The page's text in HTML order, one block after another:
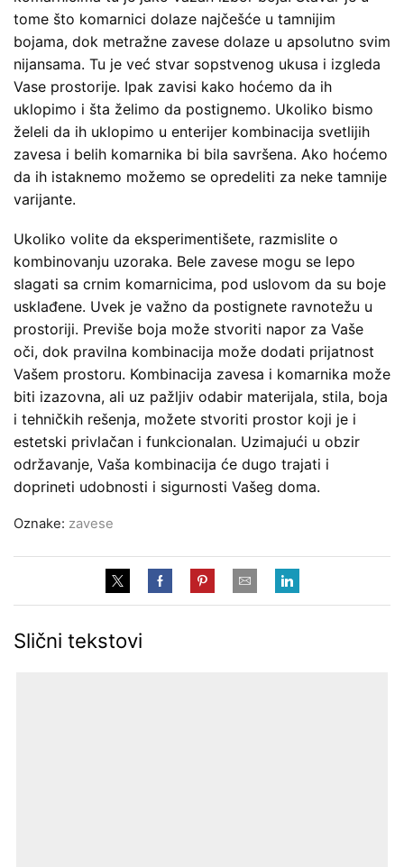
tome što komarnici dolaze najčešće u tamnijim
bojama, dok metražne zavese dolaze u apsolutno svim
nijansama. Tu je već stvar sopstvenog ukusa i izgleda
Vase prostorije. Ipak zavisi kako hoćemo da ih
uklopimo i šta želimo da postignemo. Ukoliko bismo
želeli da ih uklopimo u enterijer kombinacija svetlijih
zavesa i belih komarnika bi bila savršena. Ako hoćemo
da ih istaknemo možemo se opredeliti za neke tamnije
varijante.
Ukoliko volite da eksperimentišete, razmislite o
kombinovanju uzoraka. Bele zavese mogu se lepo
slagati sa crnim komarnicima, pod uslovom da su boje
usklađene. Uvek je važno da postignete ravnotežu u
prostoriji. Previše boja može stvoriti napor za Vaše
oči, dok pravilna kombinacija može dodati prijatnost
Vašem prostoru. Kombinacija zavesa i komarnika može
biti izazovna, ali uz pažljiv odabir materijala, stila, boja
i tehničkih rešenja, možete stvoriti prostor koji je i
estetski privlačan i funkcionalan. Uzimajući u obzir
održavanje, Vaša kombinacija će dugo trajati i
doprineti udobnosti i sigurnosti Vašeg doma.
Oznake: zavese
Slični tekstovi